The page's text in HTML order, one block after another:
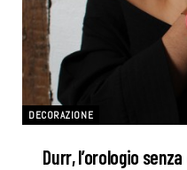
DECORAZIONE
Durr, l’orologio